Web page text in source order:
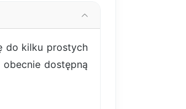
do kilku prostych
dostępną